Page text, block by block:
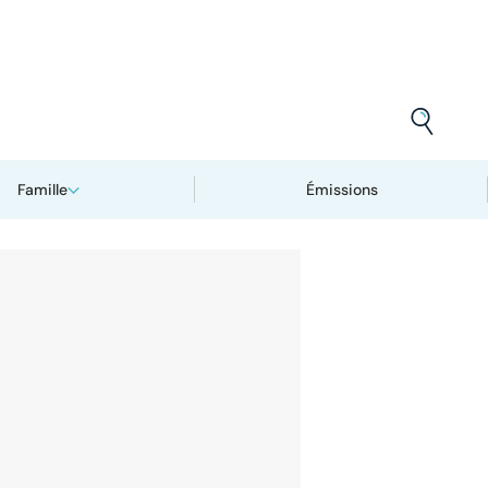
Famille Émissions